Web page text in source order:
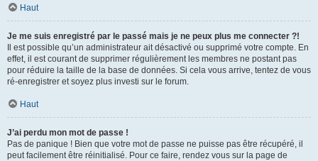
Haut
Je me suis enregistré par le passé mais je ne peux plus me connecter ?!
Il est possible qu’un administrateur ait désactivé ou supprimé votre compte. En
effet, il est courant de supprimer régulièrement les membres ne postant pas
pour réduire la taille de la base de données. Si cela vous arrive, tentez de vous
ré-enregistrer et soyez plus investi sur le forum.
Haut
J’ai perdu mon mot de passe !
Pas de panique ! Bien que votre mot de passe ne puisse pas être récupéré, il
peut facilement être réinitialisé. Pour ce faire, rendez vous sur la page de